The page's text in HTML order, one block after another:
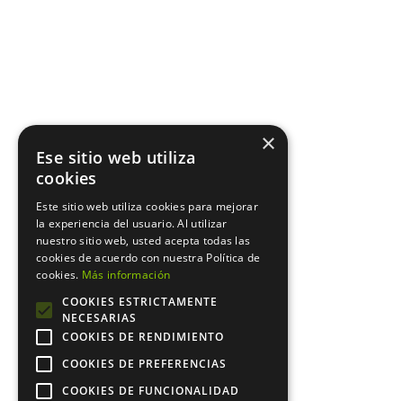
×
Ese sitio web utiliza
cookies
Este sitio web utiliza cookies para mejorar
la experiencia del usuario. Al utilizar
nuestro sitio web, usted acepta todas las
cookies de acuerdo con nuestra Política de
cookies. Más información
COOKIES ESTRICTAMENTE
NECESARIAS
COOKIES DE RENDIMIENTO
COOKIES DE PREFERENCIAS
COOKIES DE FUNCIONALIDAD